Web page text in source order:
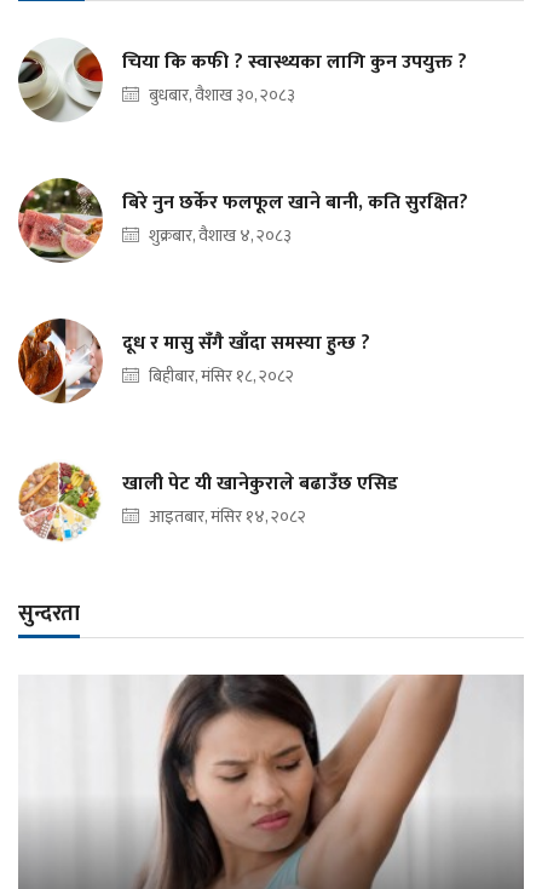
चिया कि कफी ? स्वास्थ्यका लागि कुन उपयुक्त ?
बुधबार, वैशाख ३०, २०८३
बिरे नुन छर्केर फलफूल खाने बानी, कति सुरक्षित?
शुक्रबार, वैशाख ४, २०८३
दूध र मासु सँगै खाँदा समस्या हुन्छ ?
बिहीबार, मंसिर १८, २०८२
खाली पेट यी खानेकुराले बढाउँछ एसिड
आइतबार, मंसिर १४, २०८२
सुन्दरता